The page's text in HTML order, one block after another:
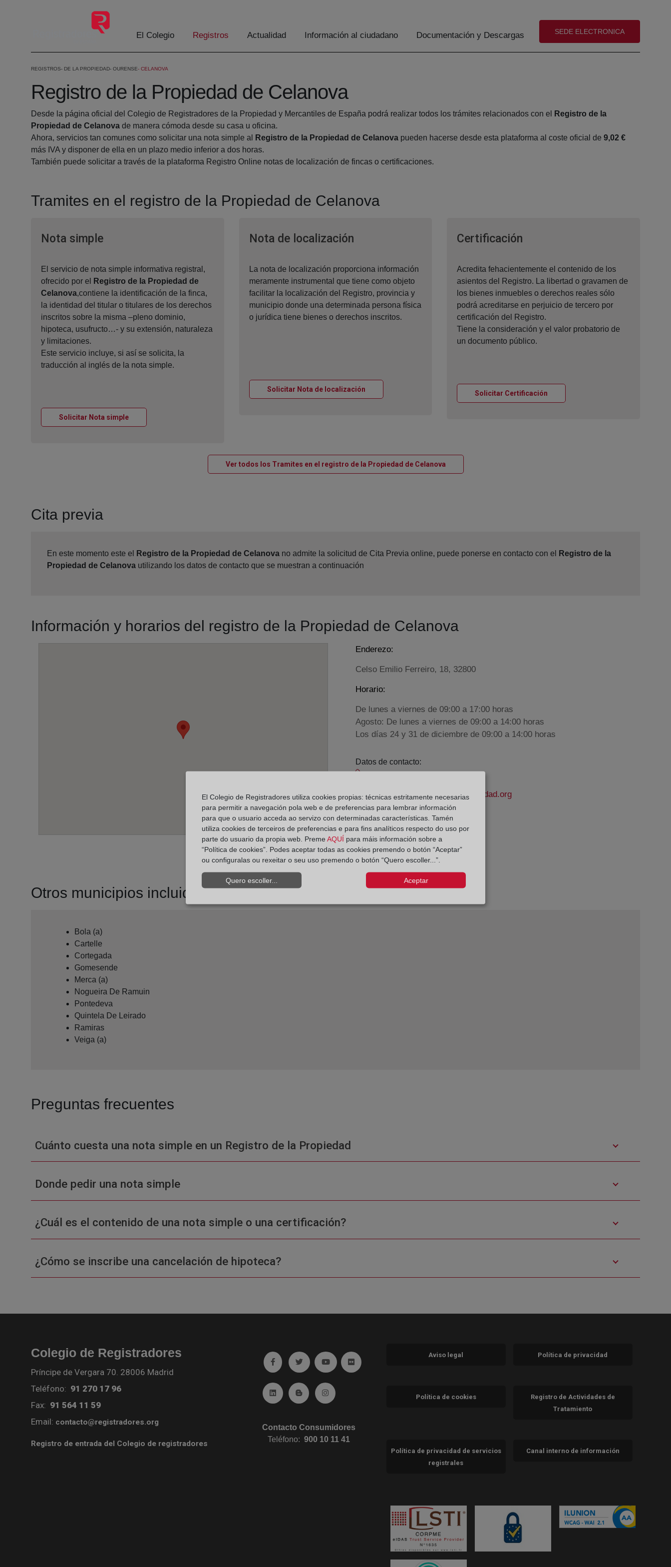
El Colegio Registros Actualidad Información al ciudadano Documentación y Descargas (abre en nueva ventana)
SEDE ELECTRONICA
REGISTROS DE LA PROPIEDAD OURENSE CELANOVA
Registro de la Propiedad de Celanova
Desde la página oficial del Colegio de Registradores de la Propiedad y Mercantiles de España podrá realizar todos los trámites relacionados con el
Registro de la
Propiedad de Celanova de manera cómoda desde su casa u oficina.
Ahora, servicios tan comunes como solicitar una nota simple al
Registro de la Propiedad de Celanova pueden hacerse desde esta plataforma al coste oficial de 9,02 €
más IVA y disponer de ella en un plazo medio inferior a dos horas.
También puede solicitar a través de la plataforma Registro Online notas de localización de fincas o certificaciones.
Tramites en el registro de la Propiedad de Celanova
Nota simpleVentana nueva
El servicio de nota simple informativa registral,
ofrecido por el
Registro de la Propiedad de
Celanova,contiene la identificación de la finca,
la identidad del titular o titulares de los derechos
inscritos sobre la misma –pleno dominio,
hipoteca, usufructo…- y su extensión, naturaleza
y limitaciones.
Este servicio incluye, si así se solicita, la
traducción al inglés de la nota simple.
Solicitar Nota simpleVentana nueva
Nota de localizaciónVentana nueva
La nota de localización proporciona información
meramente instrumental que tiene como objeto
facilitar la localización del Registro, provincia y
municipio donde una determinada persona física
o jurídica tiene bienes o derechos inscritos.
Solicitar Nota de localizaciónVentana nueva
Certificación
Acredita fehacientemente el contenido de los
asientos del Registro. La libertad o gravamen de
los bienes inmuebles o derechos reales sólo
podrá acreditarse en perjuicio de tercero por
certificación del Registro.
Tiene la consideración y el valor probatorio de
un documento público.
Solicitar Certificación
Ver todos los Tramites en el registro de la Propiedad de CelanovaVentana nueva
Cita previa
En este momento este el Registro de la Propiedad de Celanova no admite la solicitud de Cita Previa online, puede ponerse en contacto con el
Registro de la
Propiedad de Celanova utilizando los datos de contacto que se muestran a continuación
Información y horarios del registro de la Propiedad de Celanova
Enderezo:
Celso Emilio Ferreiro, 18, 32800
Horario:
De lunes a viernes de 09:00 a 17:00 horas
Agosto: De lunes a viernes de 09:00 a 14:00 horas
Los días 24 y 31 de diciembre de 09:00 a 14:00 horas
Datos de contacto:
celanova@registrodelapropiedad.org
Datos del Registrador:
Judith Jara Costa
Delegado de Protección de Datos:
dpo@corpme.es
Otros municipios incluidos en el distrito hipotecario
Bola (a)
Cartelle
Cortegada
Gomesende
Merca (a)
Nogueira De Ramuin
Pontedeva
Quintela De Leirado
Ramiras
Veiga (a)
Preguntas frecuentes
Cuánto cuesta una nota simple en un Registro de la Propiedad
Donde pedir una nota simple
¿Cuál es el contenido de una nota simple o una certificación?
¿Cómo se inscribe una cancelación de hipoteca?
Colegio de Registradores
Príncipe de Vergara 70. 28006 Madrid
Teléfono: 91 270 17 96
Fax: 91 564 11 59
Email: contacto@registradores.org
Registro de entrada del Colegio de registradores
Ir a facebook (abre en ventana nueva)
Ir a twitter (abre en ventana nueva)
Ir a YouTube (abre en ventana nueva)
Ir a Flickr (abre en ventana nueva)
Ir a Linkedin (abre en ventana nueva)
Ir al Blog (abre en ventana nueva)
Ir a Instagram (abre en ventana nueva)
Contacto Consumidores
Teléfono:900 10 11 41
Aviso legal Política de privacidad
Política de cookies
Registro de Actividades de
Tratamiento
Política de privacidad de servicios
registrales
Canal interno de información
El Colegio de Registradores utiliza cookies propias: técnicas estritamente necesarias
para permitir a navegación pola web e de preferencias para lembrar información
para que o usuario acceda ao servizo con determinadas características. Tamén
utiliza cookies de terceiros de preferencias e para fins analíticos respecto do uso por
parte do usuario da propia web. Preme AQUÍ para máis información sobre a
“Política de cookies”. Podes aceptar todas as cookies premendo o botón “Aceptar”
ou configuralas ou rexeitar o seu uso premendo o botón “Quero escoller...”.
Quero escoller... Aceptar